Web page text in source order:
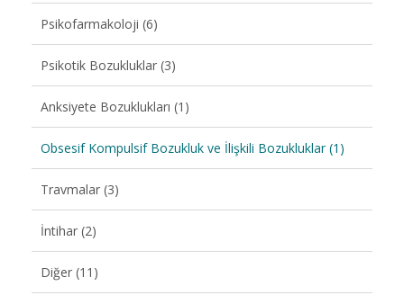
Psikofarmakoloji (6)
Psikotik Bozukluklar (3)
Anksiyete Bozuklukları (1)
Obsesif Kompulsif Bozukluk ve İlişkili Bozukluklar (1)
Travmalar (3)
İntihar (2)
Diğer (11)